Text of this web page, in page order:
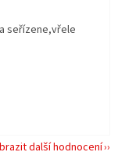
seřízene,vřele
další hodnocení